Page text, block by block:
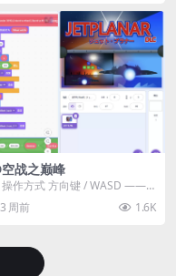
战之巅峰
作方式 方向键 / WASD ——
Z / K —— 射击 / 攻击...
3 周前 1.6K